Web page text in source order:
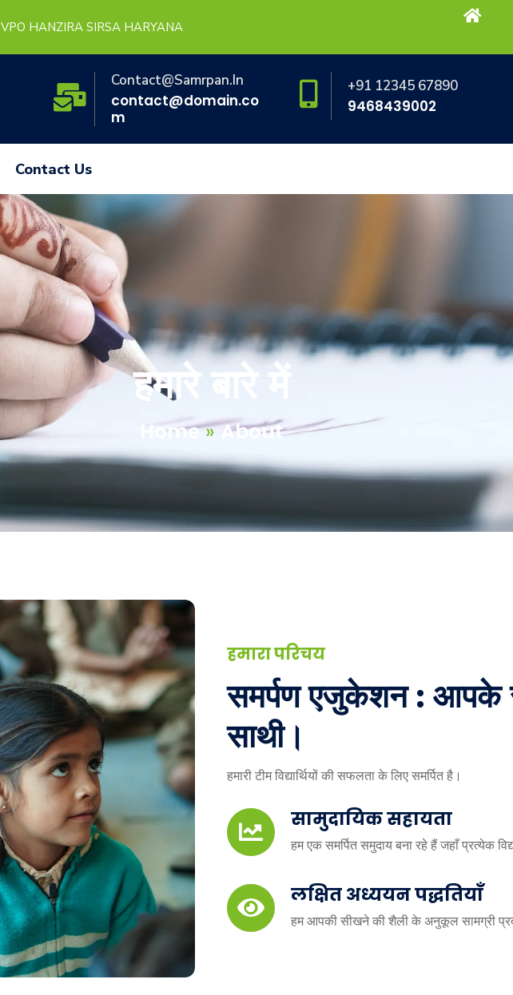
VPO HANZIRA SIRSA HARYANA
Contact@samrpan.in
contact@domain.co
m
+91 12345 67890
9468439002
Contact Us
हमारे बारे में
Home»About
हमारा परिचय
समर्पण एजुकेशन : आपके
साथी।
हमारी टीम विद्यार्थियों की सफलता के लिए समर्पित है।
सामुदायिक सहायता
हम एक समर्पित समुदाय बना रहे हैं जहाँ प्रत्येक
लक्षित अध्ययन पद्धतियाँ
हम आपकी सीखने की शैली के अनुकूल सामग्री